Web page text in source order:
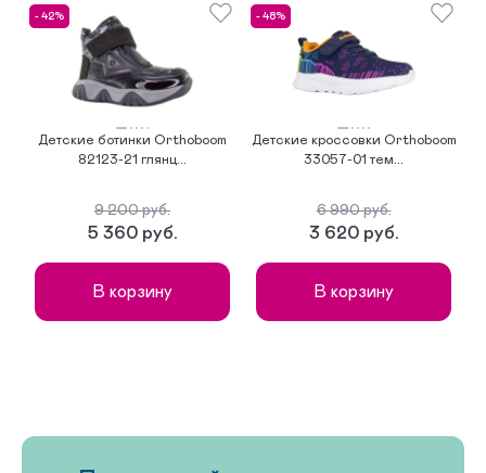
- 42%
Детские ботинки Orthoboom
82123-21 глянц...
9 200 руб.
5 360 руб.
В корзину
- 48%
Детские кроссовки Orthoboom
33057-01 тем...
6 990 руб.
3 620 руб.
В корзину